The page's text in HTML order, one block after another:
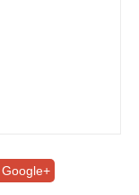
Google+